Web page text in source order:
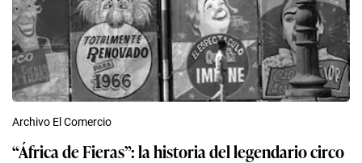
Archivo El Comercio
“África de Fieras”: la historia del legendario circo